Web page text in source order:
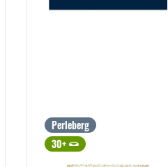
Perleberg
30+